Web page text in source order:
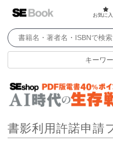
お気に
キーワ
書影利用許諾申請